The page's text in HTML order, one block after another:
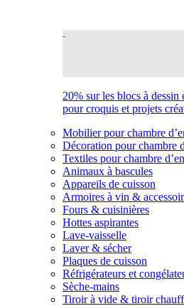
20% sur les blocs à
pour croquis et projets
Mobilier pour chambre
Décoration pour chambre
Textiles pour chambre
Animaux à bascules
Appareils de cuisson
Armoires à vin &
Fours & cuisinières
Hottes aspirantes
Lave-vaisselle
Laver & sécher
Plaques de cuisson
Réfrigérateurs et
Sèche-mains
Tiroir à vide & tiroir